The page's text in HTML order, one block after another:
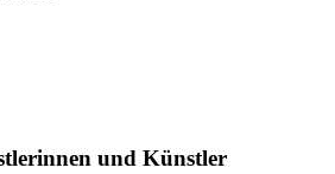
und Künstler